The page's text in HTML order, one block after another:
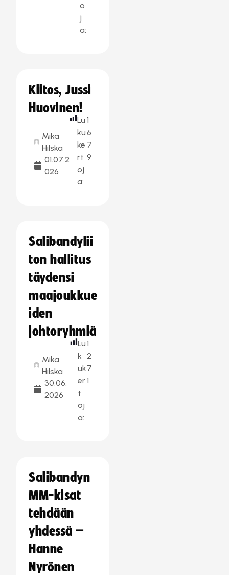
o
j
a:
Kiitos, Jussi
Huovinen!
Mika
Hilska
01.07.2
026
Lu
ku
ke
rt
oj
a:
1
6
7
9
Salibandylii
ton hallitus
täydensi
maajoukkue
iden
johtoryhmiä
Mika
Hilska
30.06.
2026
Lu
k
uk
er
t
oj
a:
1
2
7
1
Salibandyn
MM-kisat
tehdään
yhdessä –
Hanne
Nyrönen